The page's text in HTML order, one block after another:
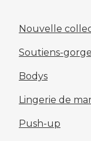
Nouvelle
Soutiens-gorge
Bodys
Lingerie de
Push-up